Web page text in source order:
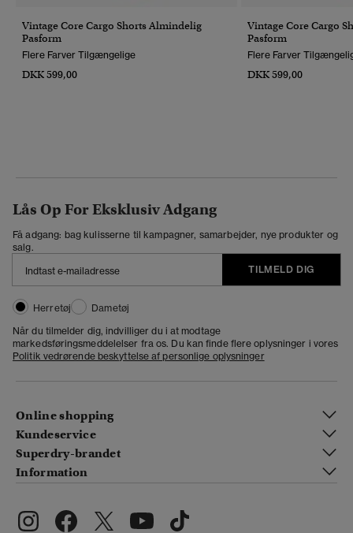
Vintage Core Cargo Shorts Almindelig
Pasform
Flere Farver Tilgængelige
DKK 599,00
Vintage Core Cargo
Pasform
Flere Farver
DKK 599,00
Lås Op For Eksklusiv Adgang
Få adgang: bag kulisserne til kampagner, samarbejder, nye produkter og
salg.
TILMELD DIG
Herretøj
Dametøj
Når du tilmelder dig, indvilliger du i at modtage
markedsføringsmeddelelser fra os. Du kan finde flere oplysninger i vores
Politik vedrørende beskyttelse af personlige oplysninger
Online shopping
Kundeservice
Superdry-brandet
Information